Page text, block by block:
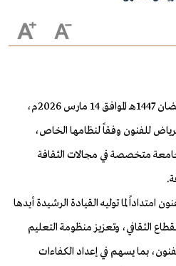
صدر أمرٌ ملكيّ يوم السبت 25 رمضان 1447هـ الموافق 14 مارس 2026م،
للفنون وفقاً لنظامها الخاص،
متخصصة في مجالات الثقافة
لما توليه القيادة الرشيدة أيدها
الثقافي، وتعزيز منظومة التعليم
بما يسهم في إعداد الكفاءات